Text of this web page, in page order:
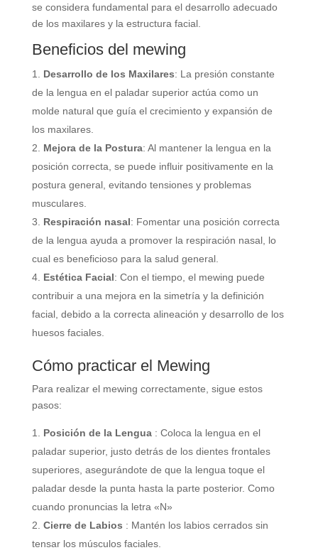
se considera fundamental para el desarrollo adecuado
de los maxilares y la estructura facial.
Beneficios del mewing
Desarrollo de los Maxilares: La presión constante
de la lengua en el paladar superior actúa como un
molde natural que guía el crecimiento y expansión de
los maxilares.
Mejora de la Postura: Al mantener la lengua en la
posición correcta, se puede influir positivamente en la
postura general, evitando tensiones y problemas
musculares.
Respiración nasal: Fomentar una posición correcta
de la lengua ayuda a promover la respiración nasal, lo
cual es beneficioso para la salud general.
Estética Facial: Con el tiempo, el mewing puede
contribuir a una mejora en la simetría y la definición
facial, debido a la correcta alineación y desarrollo de los
huesos faciales.
Cómo practicar el Mewing
Para realizar el mewing correctamente, sigue estos
pasos:
Posición de la Lengua: Coloca la lengua en el
paladar superior, justo detrás de los dientes frontales
superiores, asegurándote de que la lengua toque el
paladar desde la punta hasta la parte posterior. Como
cuando pronuncias la letra «N»
Cierre de Labios : Mantén los labios cerrados sin
tensar los músculos faciales.